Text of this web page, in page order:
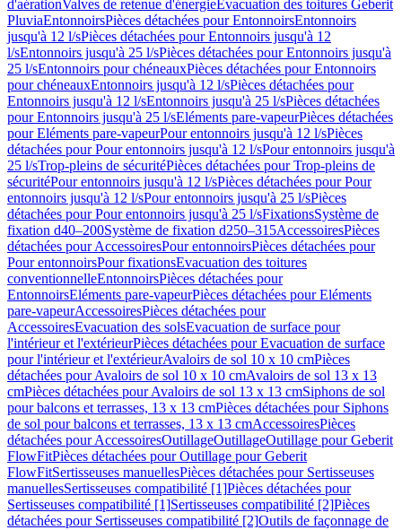
d'aérationValves de retenue d'énergieEvacuation des toitures Geberit
PluviaEntonnoirsPièces détachées pour EntonnoirsEntonnoirs
jusqu'à 12 l/sPièces détachées pour Entonnoirs jusqu'à 12
l/sEntonnoirs jusqu'à 25 l/sPièces détachées pour Entonnoirs jusqu'à
25 l/sEntonnoirs pour chéneauxPièces détachées pour Entonnoirs
pour chéneauxEntonnoirs jusqu'à 12 l/sPièces détachées pour
Entonnoirs jusqu'à 12 l/sEntonnoirs jusqu'à 25 l/sPièces détachées
pour Entonnoirs jusqu'à 25 l/sEléments pare-vapeurPièces détachées
pour Eléments pare-vapeurPour entonnoirs jusqu'à 12 l/sPièces
détachées pour Pour entonnoirs jusqu'à 12 l/sPour entonnoirs jusqu'à
25 l/sTrop-pleins de sécuritéPièces détachées pour Trop-pleins de
sécuritéPour entonnoirs jusqu'à 12 l/sPièces détachées pour Pour
entonnoirs jusqu'à 12 l/sPour entonnoirs jusqu'à 25 l/sPièces
détachées pour Pour entonnoirs jusqu'à 25 l/sFixationsSystème de
fixation d40–200Système de fixation d250–315AccessoiresPièces
détachées pour AccessoiresPour entonnoirsPièces détachées pour
Pour entonnoirsPour fixationsEvacuation des toitures
conventionnelleEntonnoirsPièces détachées pour
EntonnoirsEléments pare-vapeurPièces détachées pour Eléments
pare-vapeurAccessoiresPièces détachées pour
AccessoiresEvacuation des solsEvacuation de surface pour
l'intérieur et l'extérieurPièces détachées pour Evacuation de surface
pour l'intérieur et l'extérieurAvaloirs de sol 10 x 10 cmPièces
détachées pour Avaloirs de sol 10 x 10 cmAvaloirs de sol 13 x 13
cmPièces détachées pour Avaloirs de sol 13 x 13 cmSiphons de sol
pour balcons et terrasses, 13 x 13 cmPièces détachées pour Siphons
de sol pour balcons et terrasses, 13 x 13 cmAccessoiresPièces
détachées pour AccessoiresOutillageOutillageOutillage pour Geberit
FlowFitPièces détachées pour Outillage pour Geberit
FlowFitSertisseuses manuellesPièces détachées pour Sertisseuses
manuellesSertisseuses compatibilité [1]Pièces détachées pour
Sertisseuses compatibilité [1]Sertisseuses compatibilité [2]Pièces
détachées pour Sertisseuses compatibilité [2]Outils de façonnage de